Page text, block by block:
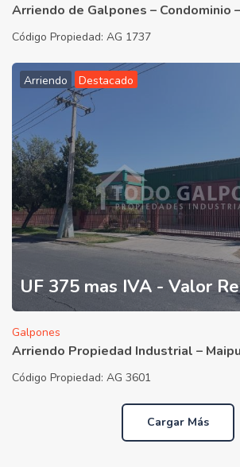
Arriendo de Galpones – Condominio
Código Propiedad: AG 1737
Arriendo Destacado
UF 375 mas IVA - Valor
Galpones
Arriendo Propiedad Industrial – Maipu
Código Propiedad: AG 3601
Cargar Más